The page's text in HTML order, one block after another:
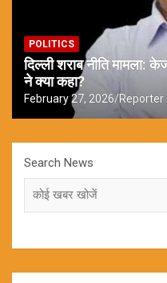
POLITICS
दिल्ली शराब नीति मामला:
ने क्या कहा?
February 27, 2026 Reporter
Search News